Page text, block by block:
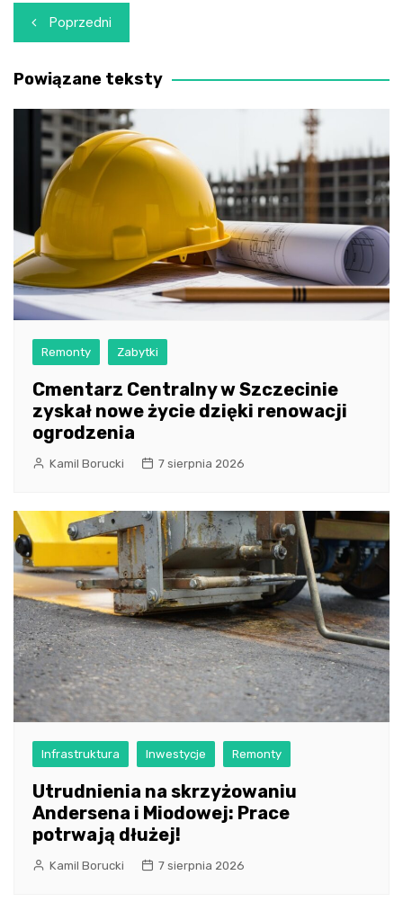
Nawigacja
wpisu
Poprzedni
Powiązane teksty
Remonty Zabytki
Cmentarz Centralny w Szczecinie
zyskał nowe życie dzięki renowacji
ogrodzenia
Kamil Borucki 7 sierpnia 2026
Infrastruktura Inwestycje Remonty
Utrudnienia na skrzyżowaniu
Andersena i Miodowej: Prace
potrwają dłużej!
Kamil Borucki 7 sierpnia 2026